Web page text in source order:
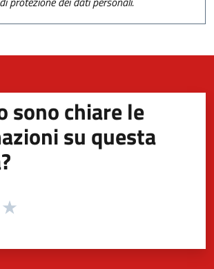
sono chiare le
su questa
la pagina